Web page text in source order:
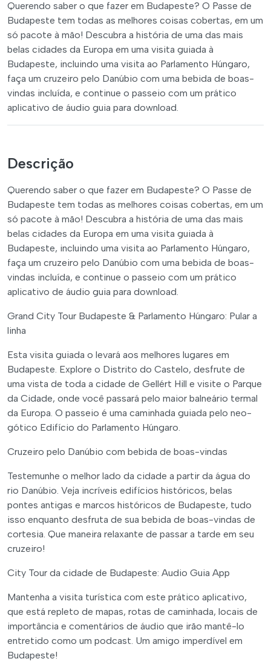
Querendo saber o que fazer em Budapeste? O Passe de
Budapeste tem todas as melhores coisas cobertas, em um
só pacote à mão! Descubra a história de uma das mais
belas cidades da Europa em uma visita guiada à
Budapeste, incluindo uma visita ao Parlamento Húngaro,
faça um cruzeiro pelo Danúbio com uma bebida de boas-
vindas incluída, e continue o passeio com um prático
aplicativo de áudio guia para download.
Descrição
Querendo saber o que fazer em Budapeste? O Passe de
Budapeste tem todas as melhores coisas cobertas, em um
só pacote à mão! Descubra a história de uma das mais
belas cidades da Europa em uma visita guiada à
Budapeste, incluindo uma visita ao Parlamento Húngaro,
faça um cruzeiro pelo Danúbio com uma bebida de boas-
vindas incluída, e continue o passeio com um prático
aplicativo de áudio guia para download.
Grand City Tour Budapeste & Parlamento Húngaro: Pular a
linha
Esta visita guiada o levará aos melhores lugares em
Budapeste. Explore o Distrito do Castelo, desfrute de
uma vista de toda a cidade de Gellért Hill e visite o Parque
da Cidade, onde você passará pelo maior balneário termal
da Europa. O passeio é uma caminhada guiada pelo neo-
gótico Edifício do Parlamento Húngaro.
Cruzeiro pelo Danúbio com bebida de boas-vindas
Testemunhe o melhor lado da cidade a partir da água do
rio Danúbio. Veja incríveis edifícios históricos, belas
pontes antigas e marcos históricos de Budapeste, tudo
isso enquanto desfruta de sua bebida de boas-vindas de
cortesia. Que maneira relaxante de passar a tarde em seu
cruzeiro!
City Tour da cidade de Budapeste: Audio Guia App
Mantenha a visita turística com este prático aplicativo,
que está repleto de mapas, rotas de caminhada, locais de
importância e comentários de áudio que irão mantê-lo
entretido como um podcast. Um amigo imperdível em
Budapeste!